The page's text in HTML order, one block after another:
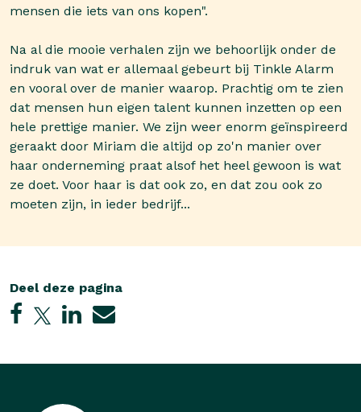
mensen die iets van ons kopen".
Na al die mooie verhalen zijn we behoorlijk onder de
indruk van wat er allemaal gebeurt bij Tinkle Alarm
en vooral over de manier waarop. Prachtig om te zien
dat mensen hun eigen talent kunnen inzetten op een
hele prettige manier. We zijn weer enorm geïnspireerd
geraakt door Miriam die altijd op zo'n manier over
haar onderneming praat alsof het heel gewoon is wat
ze doet. Voor haar is dat ook zo, en dat zou ook zo
moeten zijn, in ieder bedrijf...
Deel deze pagina